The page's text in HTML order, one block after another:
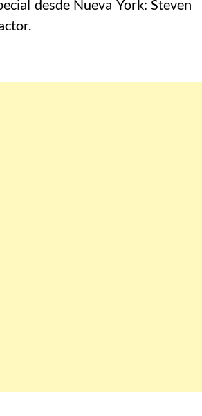
desde Nueva York: Steven